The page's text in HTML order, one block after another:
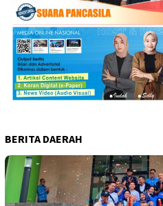
BERITA DAERAH